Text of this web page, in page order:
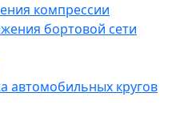
компрессии
бортовой сети
автомобильных кругов